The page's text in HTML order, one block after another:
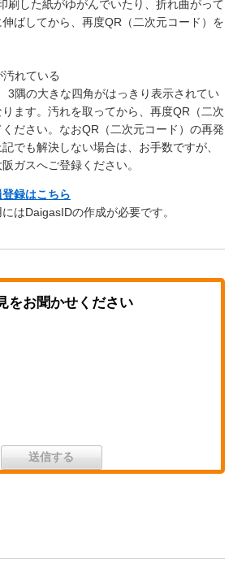
刷した紙がゆがんでいたり、折れ曲がって
ばしてから、再度QR（二次元コード）を
れている
3隅の大きな四角がはっきり表示されてい
ます。汚れを取ってから、再度QR（二次
ださい。なおQR（二次元コード）の再発
でも解決しない場合は、お手数ですが、
ガスへご登録ください。
録はこちら
はDaigasIDの作成が必要です。
をお聞かせください